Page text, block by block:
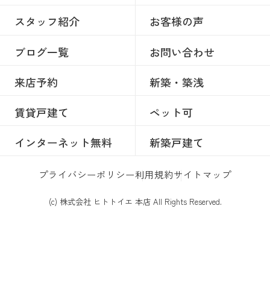
スタッフ紹介
お客様の声
ブログ一覧
お問い合わせ
来店予約
新築・築浅
賃貸戸建て
ペット可
インターネット無料
新築戸建て
プライバシーポリシー利用規約サイトマップ
(c) 株式会社 ヒトトイエ 本店 All Rights Reserved.